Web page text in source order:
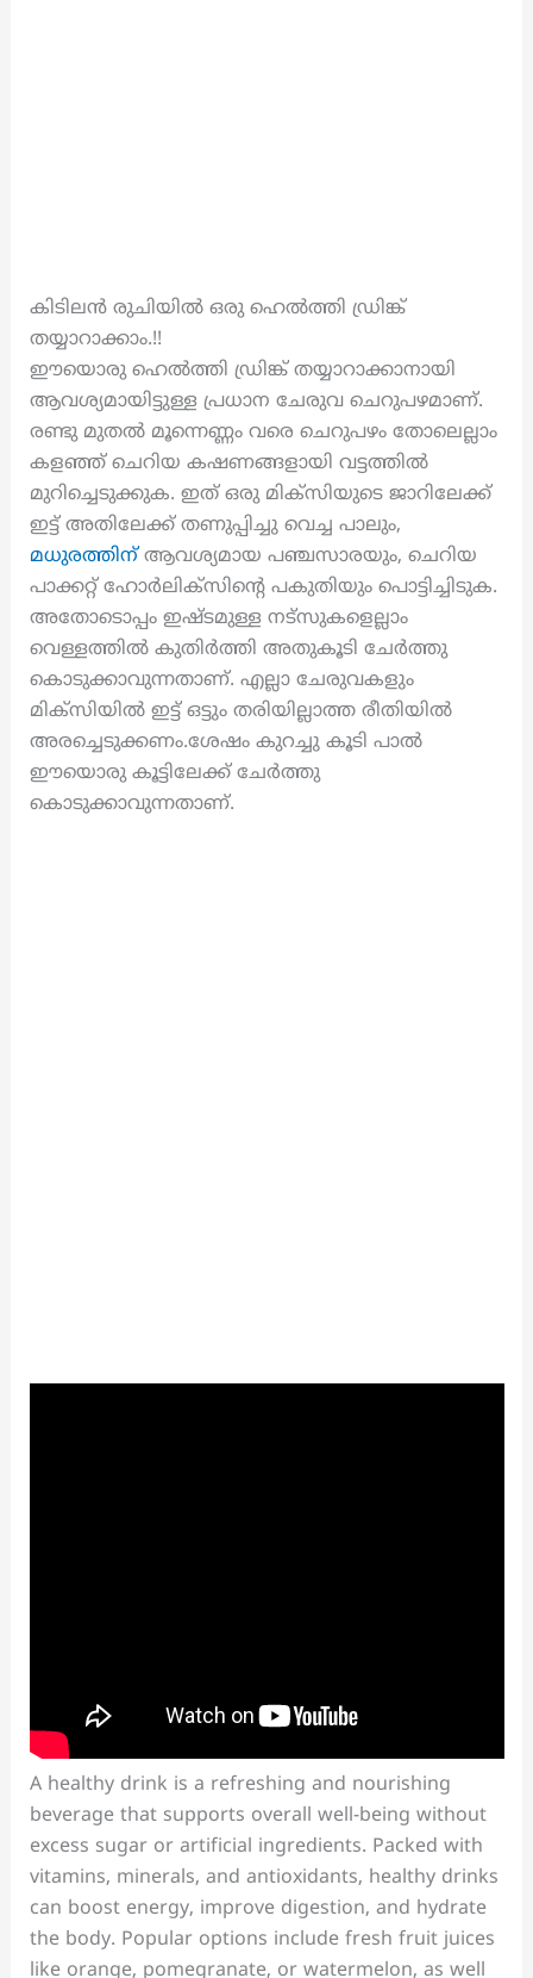
കിടിലൻ രുചിയിൽ ഒരു ഹെൽത്തി ഡ്രിങ്ക്
തയ്യാറാക്കാം.!!
ഈയൊരു ഹെൽത്തി ഡ്രിങ്ക് തയ്യാറാക്കാനായി
ആവശ്യമായിട്ടുള്ള പ്രധാന ചേരുവ ചെറുപഴമാണ്.
രണ്ടു മുതൽ മൂന്നെണ്ണം വരെ ചെറുപഴം തോലെല്ലാം
കളഞ്ഞ് ചെറിയ കഷണങ്ങളായി വട്ടത്തിൽ
മുറിച്ചെടുക്കുക. ഇത് ഒരു മിക്സിയുടെ ജാറിലേക്ക്
ഇട്ട് അതിലേക്ക് തണുപ്പിച്ചു വെച്ച പാലും,
മധുരത്തിന്ആവശ്യമായ പഞ്ചസാരയും, ചെറിയ
പാക്കറ്റ് ഹോർലിക്സിന്റെ പകുതിയും പൊട്ടിച്ചിടുക.
അതോടൊപ്പം ഇഷ്ടമുള്ള നട്സുകളെല്ലാം
വെള്ളത്തിൽ കുതിർത്തി അതുകൂടി ചേർത്തു
കൊടുക്കാവുന്നതാണ്. എല്ലാ ചേരുവകളും
മിക്സിയിൽ ഇട്ട് ഒട്ടും തരിയില്ലാത്ത രീതിയിൽ
അരച്ചെടുക്കണം.ശേഷം കുറച്ചു കൂടി പാൽ
ഈയൊരു കൂട്ടിലേക്ക് ചേർത്തു
കൊടുക്കാവുന്നതാണ്.
A healthy drink is a refreshing and nourishing
beverage that supports overall well-being without
excess sugar or artificial ingredients. Packed with
vitamins, minerals, and antioxidants, healthy drinks
can boost energy, improve digestion, and hydrate
the body. Popular options include fresh fruit juices
like orange, pomegranate, or watermelon, as well